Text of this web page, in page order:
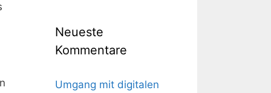
Neueste
Kommentare
Umgang mit digitalen